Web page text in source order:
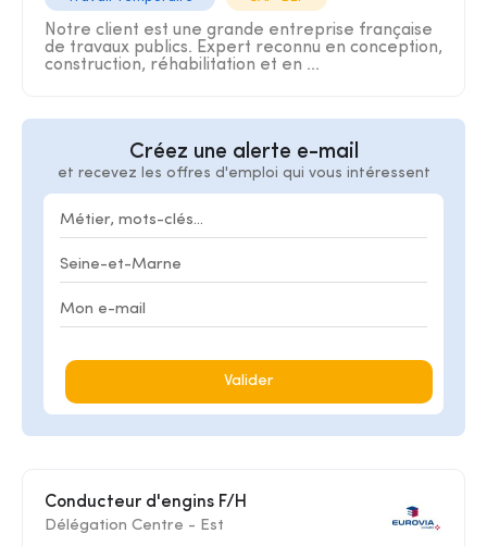
Notre client est une grande entreprise française
de travaux publics. Expert reconnu en conception,
construction, réhabilitation et en ...
Créez une alerte e-mail
et recevez les offres d'emploi qui vous intéressent
Valider
Conducteur d'engins F/H
Délégation Centre - Est